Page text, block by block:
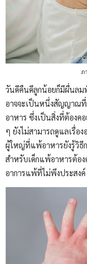
ภ
วันดีคืนดีลูกน้อยก็มีผื่นล
อาจจะเป็นหนึ่งสัญญาณ
อาหาร ซึ่งเป็นสิ่งที่ต้องค
ๆ ยังไม่สามารถดูแลเรื่อ
ผู้ใหญ่ที่แพ้อาหารยังรู้วิธี
สำหรับเด็กแพ้อาหารต้อ
อาการแพ้ที่ไม่พึงประสงค์